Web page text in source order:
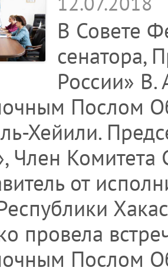
В Совете
сенатора,
России»
Послом
Хейили.
Член
от
провела
Послом